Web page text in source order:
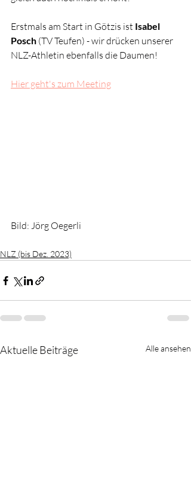
Erstmals am Start in Götzis ist Isabel
Posch (TV Teufen) - wir drücken unserer
NLZ-Athletin ebenfalls die Daumen!
Hier geht's zum Meeting
Bild: Jörg Oegerli
NLZ (bis Dez. 2023)
Aktuelle Beiträge Alle ansehen